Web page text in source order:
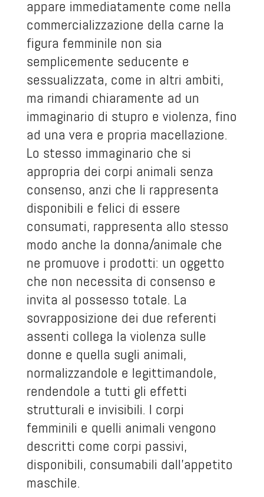
appare immediatamente come nella
commercializzazione della carne la
figura femminile non sia
semplicemente seducente e
sessualizzata, come in altri ambiti,
ma rimandi chiaramente ad un
immaginario di stupro e violenza, fino
ad una vera e propria macellazione.
Lo stesso immaginario che si
appropria dei corpi animali senza
consenso, anzi che li rappresenta
disponibili e felici di essere
consumati, rappresenta allo stesso
modo anche la donna/animale che
ne promuove i prodotti: un oggetto
che non necessita di consenso e
invita al possesso totale. La
sovrapposizione dei due referenti
assenti collega la violenza sulle
donne e quella sugli animali,
normalizzandole e legittimandole,
rendendole a tutti gli effetti
strutturali e invisibili. I corpi
femminili e quelli animali vengono
descritti come corpi passivi,
disponibili, consumabili dall’appetito
maschile.